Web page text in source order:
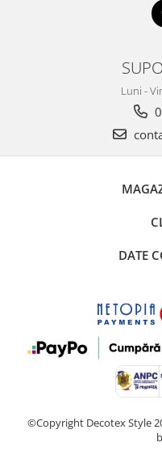
Luni -
DATE
©Copyright Decotex Style